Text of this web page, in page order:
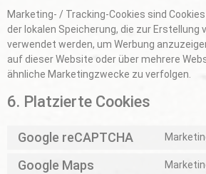
Marketing- / Tracking-Cookies sind
der lokalen Speicherung, die zur Erstellung
verwendet werden, um Werbung
auf dieser Website oder über mehrere
ähnliche Marketingzwecke zu verfolgen.
6. Platzierte Cookies
Google reCAPTCHA
Google Maps